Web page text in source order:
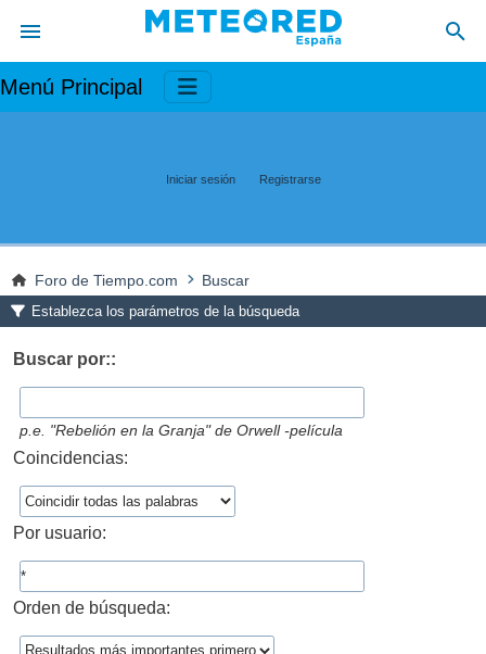
Menú Principal
Iniciar sesión Registrarse
Foro de Tiempo.com Buscar
Establezca los parámetros de la búsqueda
Buscar por::
p.e. "Rebelión en la Granja" de Orwell -película
Coincidencias:
Por usuario:
Orden de búsqueda: